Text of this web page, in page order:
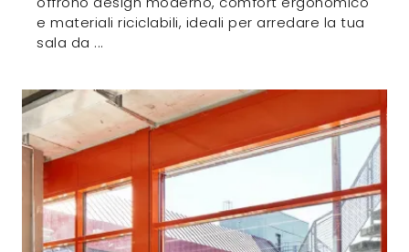
e materiali riciclabili, ideali per arredare la tua
sala da ...